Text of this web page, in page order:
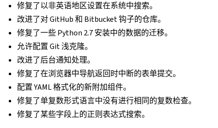
修复了以非英语地区设置在系统中搜索。
改进了对 GitHub 和 Bitbucket 钩子的仓库。
修复了一些 Python 2.7 安装中的数据的迁移。
允许配置 Git 浅克隆。
改进了后台通知处理。
修复了在浏览器中导航返回时中断的表单提交。
配置 YAML 格式化的新附加组件。
修复了单复数形式语言中没有进行相同的复数检查。
修复了某些字段上的正则表达式搜索。